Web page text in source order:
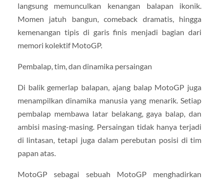
langsung memunculkan kenangan balapan ikonik.
Momen jatuh bangun, comeback dramatis, hingga
kemenangan tipis di garis finis menjadi bagian dari
memori kolektif MotoGP.
Pembalap, tim, dan dinamika persaingan
Di balik gemerlap balapan, ajang balap MotoGP juga
menampilkan dinamika manusia yang menarik. Setiap
pembalap membawa latar belakang, gaya balap, dan
ambisi masing-masing. Persaingan tidak hanya terjadi
di lintasan, tetapi juga dalam perebutan posisi di tim
papan atas.
MotoGP sebagai sebuah MotoGP menghadirkan